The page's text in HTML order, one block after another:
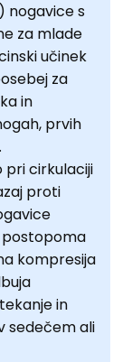
nogavice s
za mlade
učinek
za
in
prvih
pri cirkulaciji
proti
postopoma
kompresija
in
sedečem ali